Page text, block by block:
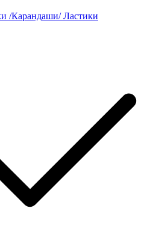
/Карандаши/ Ластики